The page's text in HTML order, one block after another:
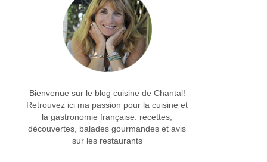
Bienvenue sur le blog cuisine de Chantal!
Retrouvez ici ma passion pour la cuisine et
la gastronomie française: recettes,
découvertes, balades gourmandes et avis
sur les restaurants